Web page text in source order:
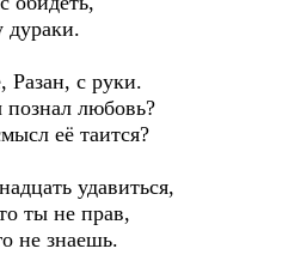
дураки.
Разан, с руки.
любовь?
её таится?
удавиться,
ты не прав,
не знаешь.